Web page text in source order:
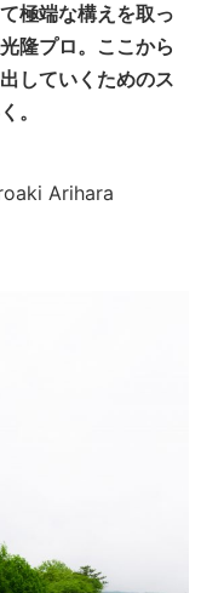
極端な構えを取っ
隆プロ。ここから
していくためのス
。
Arihara